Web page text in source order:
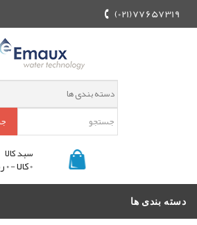
77657319(021)
سبد کالا
0 کالا - 0 ریال
دسته بندی ها